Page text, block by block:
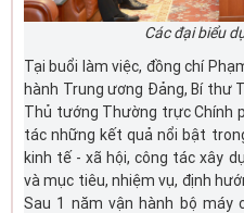
Các đại biểu
Tại buổi làm việc, đồng chí
hành Trung ương Đảng, Bí thư
Thủ tướng Thường trực Chính
tác những kết quả nổi bật
kinh tế - xã hội, công tác xây
và mục tiêu, nhiệm vụ, định
Sau 1 năm vận hành bộ máy